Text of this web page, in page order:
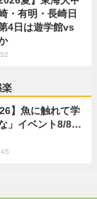
・有明・長崎日
4日は遊学館vs
楽
】魚に触れて学
」イベント8/8…